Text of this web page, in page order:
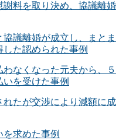
料を取り決め、協議離婚
議離婚が成立し、まとま
た認められた事例
なくなった元夫から、５
を受けた事例
たが交渉により減額に成
求めた事例